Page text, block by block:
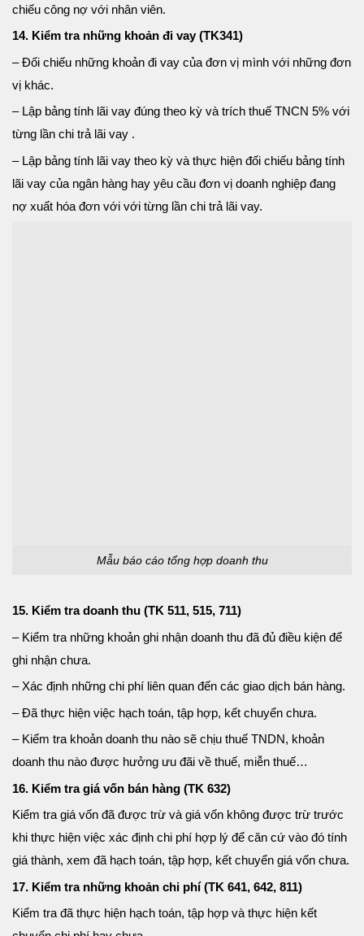
chiếu công nợ với nhân viên.
14. Kiểm tra những khoản đi vay (TK341)
– Đối chiếu những khoản đi vay của đơn vị mình với những đơn
vị khác.
– Lập bảng tính lãi vay đúng theo kỳ và trích thuế TNCN 5% với
từng lần chi trả lãi vay .
– Lập bảng tính lãi vay theo kỳ và thực hiện đối chiếu bảng tính
lãi vay của ngân hàng hay yêu cầu đơn vị doanh nghiệp đang
nợ xuất hóa đơn với với từng lần chi trả lãi vay.
Mẫu báo cáo tổng hợp doanh thu
15. Kiểm tra doanh thu (TK 511, 515, 711)
– Kiểm tra những khoản ghi nhận doanh thu đã đủ điều kiện để
ghi nhận chưa.
– Xác định những chi phí liên quan đến các giao dịch bán hàng.
– Đã thực hiện việc hạch toán, tập hợp, kết chuyển chưa.
– Kiểm tra khoản doanh thu nào sẽ chịu thuế TNDN, khoản
doanh thu nào được hưởng ưu đãi về thuế, miễn thuế…
16. Kiểm tra giá vốn bán hàng (TK 632)
Kiểm tra giá vốn đã được trừ và giá vốn không được trừ trước
khi thực hiện việc xác định chi phí hợp lý để căn cứ vào đó tính
giá thành, xem đã hạch toán, tập hợp, kết chuyển giá vốn chưa.
17. Kiểm tra những khoản chi phí (TK 641, 642, 811)
Kiểm tra đã thực hiện hạch toán, tập hợp và thực hiện kết